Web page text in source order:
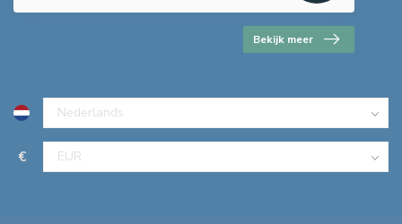
Bekijk meer
€